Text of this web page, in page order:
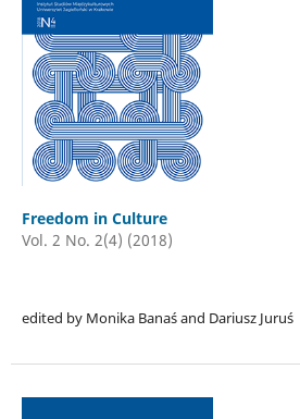
Freedom in Culture
Vol. 2 No. 2(4) (2018)
edited by Monika Banaś and Dariusz Juruś